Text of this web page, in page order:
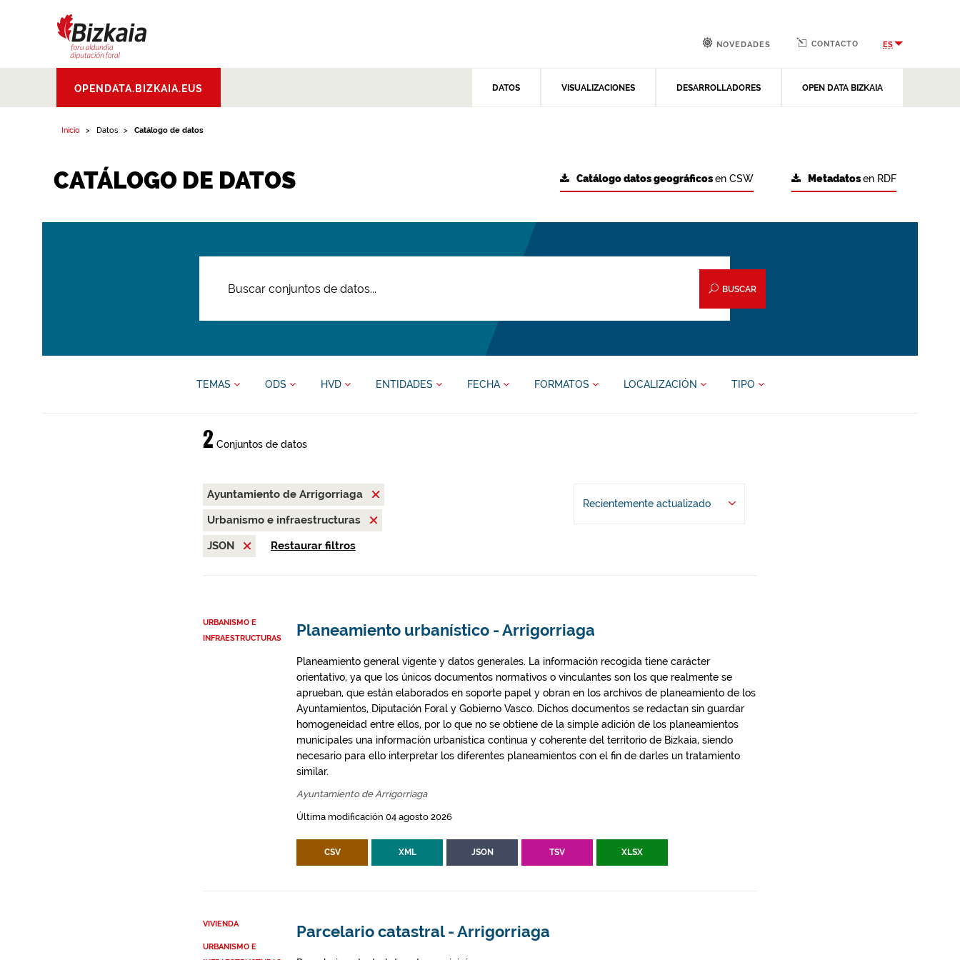
Aldundia.Diputacion
Foral de Bizkaia
OPENDATA.BIZKAIA.EUS DATOS VISUALIZACIONES DESARROLLADORES OPEN DATA BIZKAIA
NOVEDADES CONTACTO ES
Inicio Datos Catálogo de datos
CATÁLOGO DE DATOS Metadatosen RDF
Catálogo datos geográficosen CSW
BUSCAR
TEMAS ODS HVD ENTIDADES FECHA FORMATOS LOCALIZACIÓN TIPO
2 Conjuntos de datos
Ayuntamiento de Arrigorriaga
Urbanismo e infraestructuras
JSON
Restaurar filtros
Recientemente actualizado
URBANISMO E
INFRAESTRUCTURAS
Planeamiento urbanístico - Arrigorriaga
Planeamiento general vigente y datos generales. La información recogida tiene carácter
orientativo, ya que los únicos documentos normativos o vinculantes son los que realmente se
aprueban, que están elaborados en soporte papel y obran en los archivos de planeamiento de los
Ayuntamientos, Diputación Foral y Gobierno Vasco. Dichos documentos se redactan sin guardar
homogeneidad entre ellos, por lo que no se obtiene de la simple adición de los planeamientos
municipales una información urbanística continua y coherente del territorio de Bizkaia, siendo
necesario para ello interpretar los diferentes planeamientos con el fin de darles un tratamiento
similar.
Ayuntamiento de Arrigorriaga
Última modificación 04 agosto 2026
CSV XML JSON TSV XLSX
VIVIENDA
URBANISMO E
Parcelario catastral - Arrigorriaga